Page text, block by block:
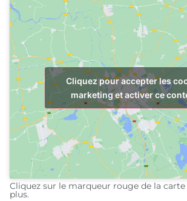
Cliquez pour accepter les
marketing et activer ce
Cliquez sur le marqueur rouge de la
plus.